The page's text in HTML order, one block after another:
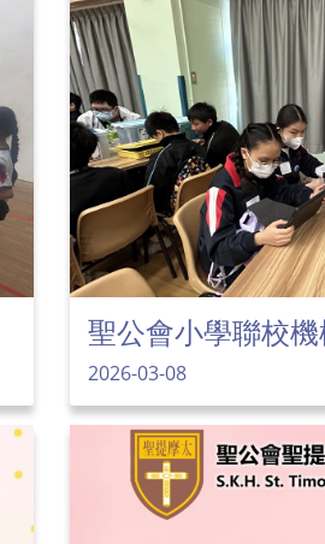
聖公會小學聯校
2026-03-08